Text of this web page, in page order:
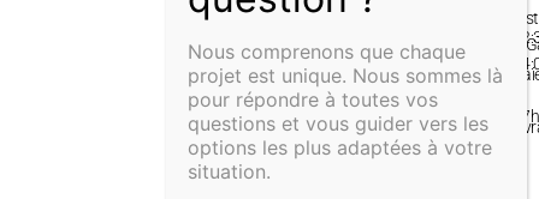
&
Nous comprenons que chaque
projet est unique. Nous sommes là
pour répondre à toutes vos
questions et vous guider vers les
options les plus adaptées à votre
situation.